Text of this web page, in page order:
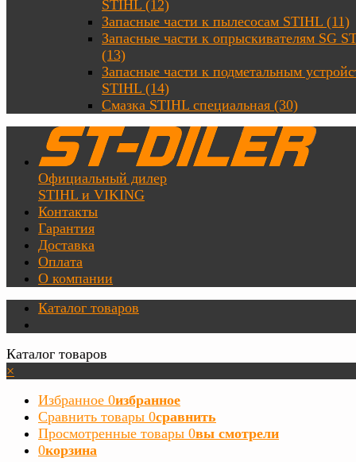
STIHL (12)
Запасные части к пылесосам STIHL (11)
Запасные части к опрыскивателям SG
(13)
Запасные части к подметальным
STIHL (14)
Смазка STIHL специальная (30)
Официальный дилер
STIHL и VIKING
Контакты
Гарантия
Доставка
Оплата
О компании
Каталог товаров
Каталог товаров
×
Избранное 0избранное
Сравнить товары 0сравнить
Просмотренные товары 0вы смотрели
0корзина